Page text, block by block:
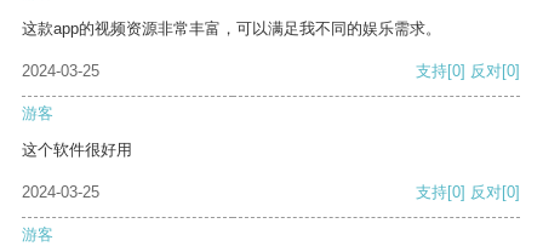
这款app的视频资源非常丰富，可以满足我不同的娱乐需求。
2024-03-25 支持[0] 反对[0]
游客
这个软件很好用
2024-03-25 支持[0] 反对[0]
游客